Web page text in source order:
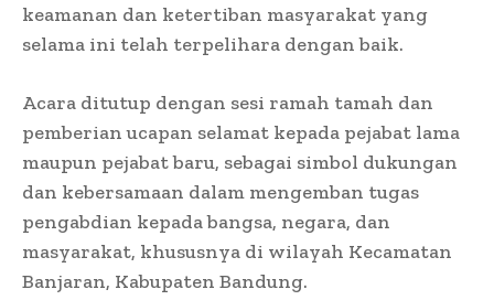
keamanan dan ketertiban masyarakat yang
selama ini telah terpelihara dengan baik.
Acara ditutup dengan sesi ramah tamah dan
pemberian ucapan selamat kepada pejabat lama
maupun pejabat baru, sebagai simbol dukungan
dan kebersamaan dalam mengemban tugas
pengabdian kepada bangsa, negara, dan
masyarakat, khususnya di wilayah Kecamatan
Banjaran, Kabupaten Bandung.